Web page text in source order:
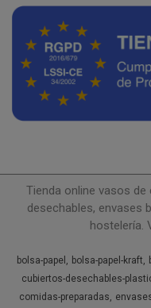
Tienda online vasos
desechables, envases
hostelería.
bolsa-papel bolsa-papel-kraft
cubiertos-desechables-
comidas-preparadas